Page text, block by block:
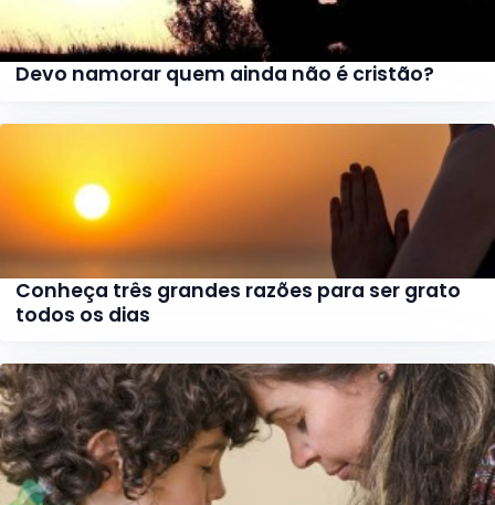
Devo namorar quem ainda não é cristão?
Conheça três grandes razões para ser grato
todos os dias